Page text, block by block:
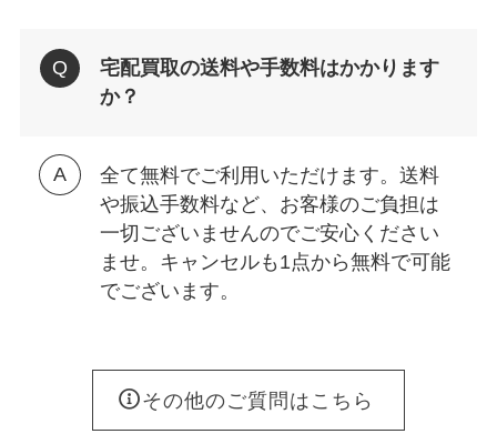
宅配買取の送料や手数料はかかります
か？
全て無料でご利用いただけます。送料
や振込手数料など、お客様のご負担は
一切ございませんのでご安心ください
ませ。キャンセルも1点から無料で可能
でございます。
その他のご質問はこちら